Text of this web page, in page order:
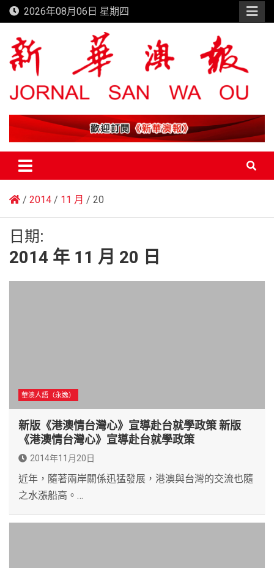
Skip
to
content
2026年08月06日 星期四
新華澳報
2014 11 月 20
日期:
2014 年 11 月 20 日
華澳人語（永逸）
新版《港澳情台灣心》宣導赴台就學政策 新版
《港澳情台灣心》宣導赴台就學政策
2014年11月20日
近年，隨著兩岸關係迅猛發展，港澳與台灣的交流也隨
之水漲船高。…